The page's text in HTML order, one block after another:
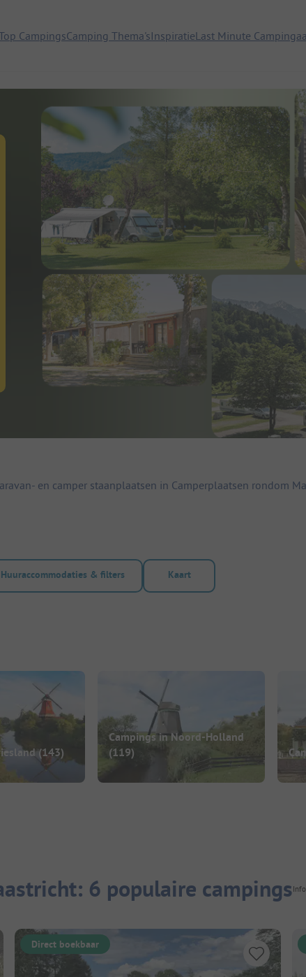
CampingsCamping Thema'sInspiratieLast Minute
naar staanplaatsen
huuraccommodaties om te zoeken naar huuraccommodaties
en camper staanplaatsen in Camperplaatsen rondom
Huuraccommodaties & filters Kaart
(143)
Campings in Noord-Holland
(119)
6 populaire campings
Direct boekbaar